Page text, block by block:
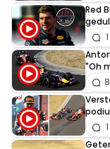
Red
1
"Oh
8
1